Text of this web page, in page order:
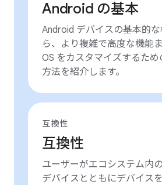
Android の基本
Android デバイスの基本的
ら、より複雑で高度な機能
OS をカスタマイズするた
方法を紹介します。
互換性
互換性
ユーザーがエコシステム内
デバイスとともにデバイス